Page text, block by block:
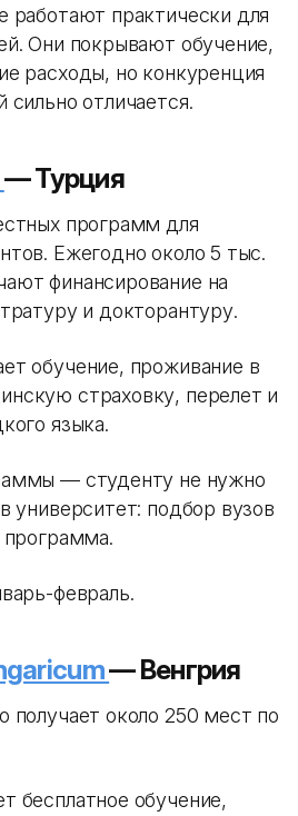
работают практически для
Они покрывают обучение,
расходы, но конкуренция
сильно отличается.
— Турция
программ для
Ежегодно около 5 тыс.
финансирование на
и докторантуру.
обучение, проживание в
страховку, перелет и
языка.
— студенту не нужно
университет: подбор вузов
программа.
февраль.
— Венгрия
получает около 250 мест по
бесплатное обучение,